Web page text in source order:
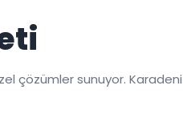
çözümler sunuyor.